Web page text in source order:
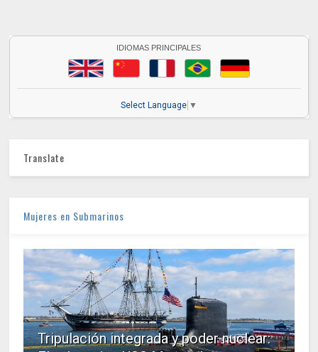
IDIOMAS PRINCIPALES
Select Language ▼
Translate
Mujeres en Submarinos
Tripulación integrada y poder nuclear: